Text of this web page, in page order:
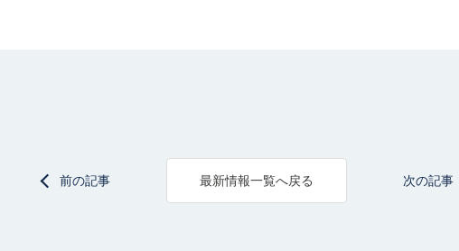
前の記事 最新情報一覧へ戻る 次の記事